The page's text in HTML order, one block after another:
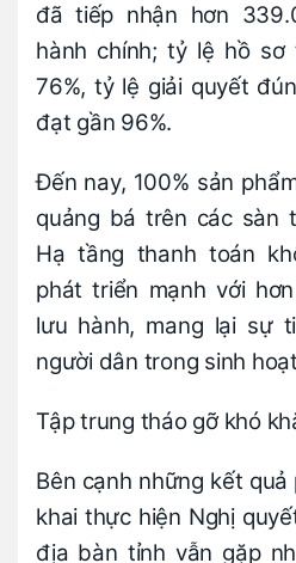
đã tiếp nhận hơn
hành chính; tỷ lệ hồ
76%, tỷ lệ giải quyết
đạt gần 96%.
Đến nay, 100% sản
quảng bá trên các sàn
Hạ tầng thanh toán
phát triển mạnh với
lưu hành, mang lại sự
người dân trong sinh
Tập trung tháo gỡ khó
Bên cạnh những kết
khai thực hiện Nghị
địa bàn tỉnh vẫn gặp